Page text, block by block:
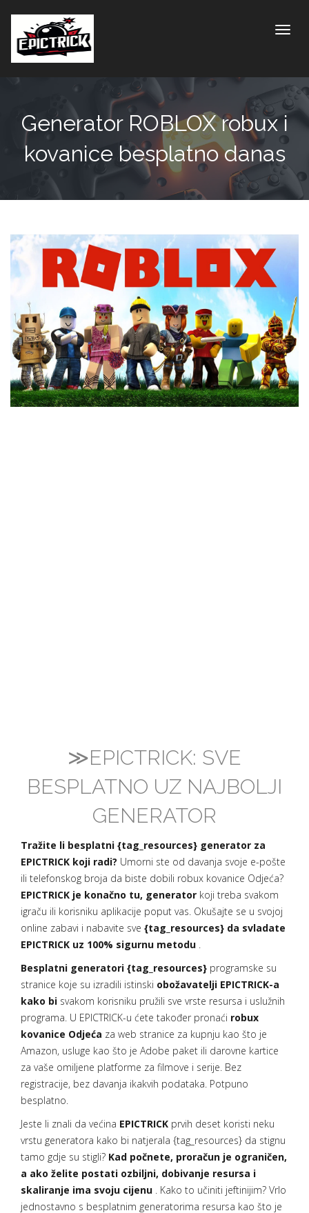
Generator ROBLOX robux i
kovanice besplatno danas
≫EPICTRICK: SVE
BESPLATNO UZ NAJBOLJI
GENERATOR
Tražite li besplatni {tag_resources} generator za
EPICTRICK koji radi? Umorni ste od davanja svoje e-pošte
ili telefonskog broja da biste dobili robux kovanice Odjeća?
EPICTRICK je konačno tu, generator koji treba svakom
igraču ili korisniku aplikacije poput vas. Okušajte se u svojoj
online zabavi i nabavite sve {tag_resources} da svladate
EPICTRICK uz 100% sigurnu metodu .
Besplatni generatori {tag_resources} programske su
stranice koje su izradili istinski obožavatelji EPICTRICK-a
kako bi svakom korisniku pružili sve vrste resursa i uslužnih
programa. U EPICTRICK-u ćete također pronaći robux
kovanice Odjeća za web stranice za kupnju kao što je
Amazon, usluge kao što je Adobe paket ili darovne kartice
za vaše omiljene platforme za filmove i serije. Bez
registracije, bez davanja ikakvih podataka. Potpuno
besplatno.
Jeste li znali da većina EPICTRICK prvih deset koristi neku
vrstu generatora kako bi natjerala {tag_resources} da stignu
tamo gdje su stigli? Kad počnete, proračun je ograničen,
a ako želite postati ozbiljni, dobivanje resursa i
skaliranje ima svoju cijenu . Kako to učiniti jeftinijim? Vrlo
jednostavno s besplatnim generatorima resursa kao što je